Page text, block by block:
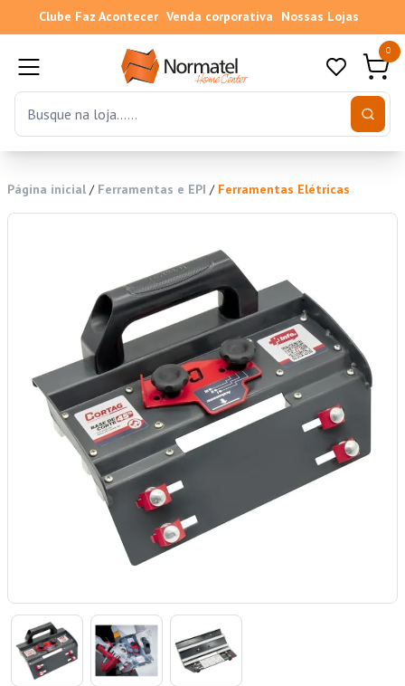
Clube Faz Acontecer Venda corporativa Nossas Lojas
0
Página inicial / Ferramentas e EPI / Ferramentas Elétricas